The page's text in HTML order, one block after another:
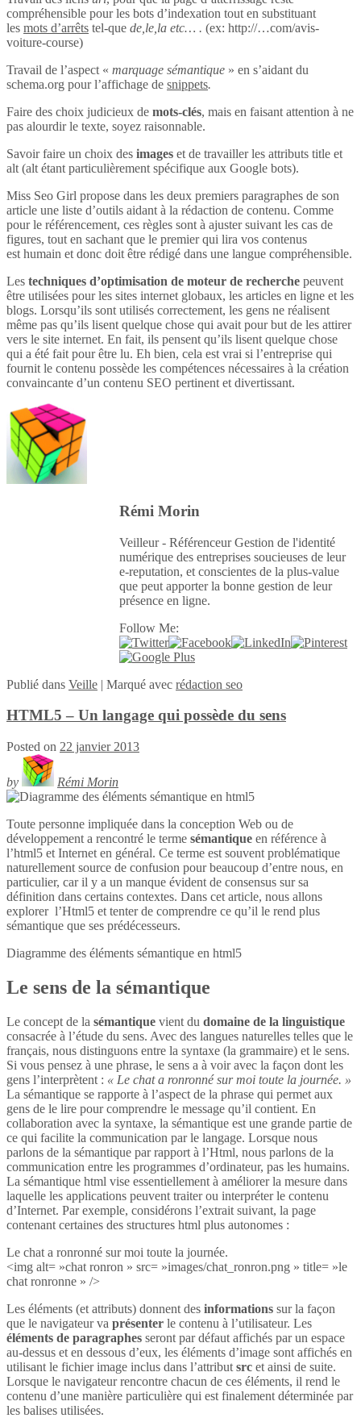
compréhensible pour les bots d’indexation tout en substituant
les mots d’arrêts tel-que de,le,la etc… . (ex: http://…com/avis-
voiture-course)
Travail de l’aspect « marquage sémantique » en s’aidant du
schema.org pour l’affichage de snippets.
Faire des choix judicieux de mots-clés, mais en faisant attention à ne
pas alourdir le texte, soyez raisonnable.
Savoir faire un choix des images et de travailler les attributs title et
alt (alt étant particulièrement spécifique aux Google bots).
Miss Seo Girl propose dans les deux premiers paragraphes de son
article une liste d’outils aidant à la rédaction de contenu. Comme
pour le référencement, ces règles sont à ajuster suivant les cas de
figures, tout en sachant que le premier qui lira vos contenus
est humain et donc doit être rédigé dans une langue compréhensible.
Les techniques d’optimisation de moteur de recherche peuvent
être utilisées pour les sites internet globaux, les articles en ligne et les
blogs. Lorsqu’ils sont utilisés correctement, les gens ne réalisent
même pas qu’ils lisent quelque chose qui avait pour but de les attirer
vers le site internet. En fait, ils pensent qu’ils lisent quelque chose
qui a été fait pour être lu. Eh bien, cela est vrai si l’entreprise qui
fournit le contenu possède les compétences nécessaires à la création
convaincante d’un contenu SEO pertinent et divertissant.
Rémi Morin
Veilleur - Référenceur Gestion de l'identité
numérique des entreprises soucieuses de leur
e-reputation, et conscientes de la plus-value
que peut apporter la bonne gestion de leur
présence en ligne.
Follow Me:
Publié dans Veille | Marqué avec rédaction seo
HTML5 – Un langage qui possède du sens
Posted on 22 janvier 2013
by Rémi Morin
Toute personne impliquée dans la conception Web ou de
développement a rencontré le terme sémantique en référence à
l’html5 et Internet en général. Ce terme est souvent problématique
naturellement source de confusion pour beaucoup d’entre nous, en
particulier, car il y a un manque évident de consensus sur sa
définition dans certains contextes. Dans cet article, nous allons
explorer l’Html5 et tenter de comprendre ce qu’il le rend plus
sémantique que ses prédécesseurs.
Diagramme des éléments sémantique en html5
Le sens de la sémantique
Le concept de la sémantique vient du domaine de la linguistique
consacrée à l’étude du sens. Avec des langues naturelles telles que le
français, nous distinguons entre la syntaxe (la grammaire) et le sens.
Si vous pensez à une phrase, le sens a à voir avec la façon dont les
gens l’interprètent : « Le chat a ronronné sur moi toute la journée. »
La sémantique se rapporte à l’aspect de la phrase qui permet aux
gens de le lire pour comprendre le message qu’il contient. En
collaboration avec la syntaxe, la sémantique est une grande partie de
ce qui facilite la communication par le langage. Lorsque nous
parlons de la sémantique par rapport à l’Html, nous parlons de la
communication entre les programmes d’ordinateur, pas les humains.
La sémantique html vise essentiellement à améliorer la mesure dans
laquelle les applications peuvent traiter ou interpréter le contenu
d’Internet. Par exemple, considérons l’extrait suivant, la page
contenant certaines des structures html plus autonomes :
Le chat a ronronné sur moi toute la journée.
<img alt= »chat ronron » src= »images/chat_ronron.png » title= »le
chat ronronne » />
Les éléments (et attributs) donnent des informations sur la façon
que le navigateur va présenter le contenu à l’utilisateur. Les
éléments de paragraphes seront par défaut affichés par un espace
au-dessus et en dessous d’eux, les éléments d’image sont affichés en
utilisant le fichier image inclus dans l’attribut src et ainsi de suite.
Lorsque le navigateur rencontre chacun de ces éléments, il rend le
contenu d’une manière particulière qui est finalement déterminée par
les balises utilisées.